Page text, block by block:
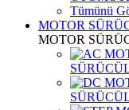
Tümünü
MOTOR
MOTOR